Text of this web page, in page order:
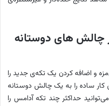
چالش های دوستانه
و اضافه کردن یک تکه‌ی جدید را
ساده را به یک چالش دوستانه
حداکثر چند تکه آدامس را